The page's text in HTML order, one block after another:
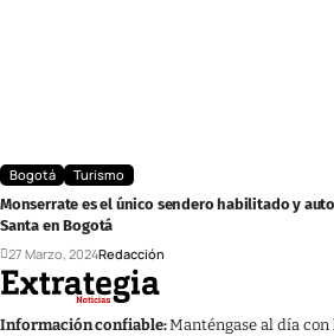
Bogotá
Turismo
Monserrate es el único sendero habilitado y
Santa en Bogotá
27 Marzo, 2024Redacción
Información confiable:Manténgase al día